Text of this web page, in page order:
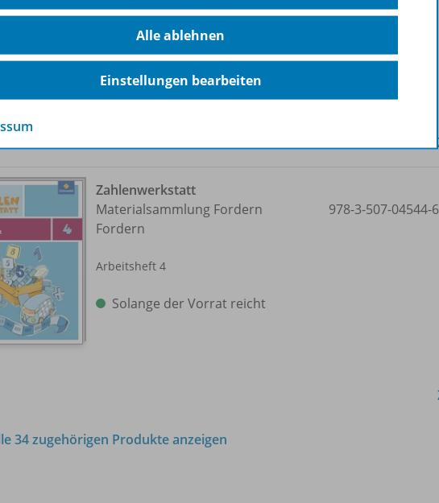
Arbeitsheft 3
Solange der Vorrat reicht
Zahlenwerkstatt
Materialsammlung Fordern
Fordern
Arbeitsheft 4
Solange der Vorrat reicht
978-3-507-04544-6
34 zugehörigen Produkte anzeigen
Alle ablehnen
Einstellungen bearbeiten